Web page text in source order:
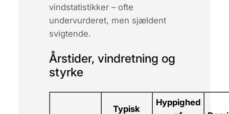
vindstatistikker – ofte
undervurderet, men sjældent
svigtende.
Årstider, vindretning og
styrke
Typisk
Hyppighed